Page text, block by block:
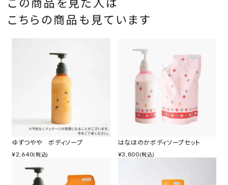
この商品を見た人は
こちらの商品も見ています
ゆずつやや ボディソープ
¥2,640(税込)
はなほのかボディソープセット
¥3,800(税込)